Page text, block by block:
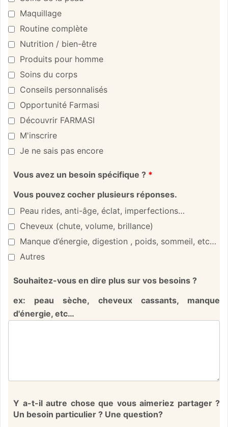
Maquillage
Routine complète
Nutrition / bien-être
Produits pour homme
Soins du corps
Conseils personnalisés
Opportunité Farmasi
Découvrir FARMASI
M'inscrire
Je ne sais pas encore
Vous avez un besoin spécifique ? *
Vous pouvez cocher plusieurs réponses.
Peau rides, anti-âge, éclat, imperfections…
Cheveux (chute, volume, brillance)
Manque d’énergie, digestion , poids, sommeil, etc…
Autres
Souhaitez-vous en dire plus sur vos besoins ?
ex: peau sèche, cheveux cassants, manque
d'énergie, etc…
Y a-t-il autre chose que vous aimeriez partager ?
Un besoin particulier ? Une question?